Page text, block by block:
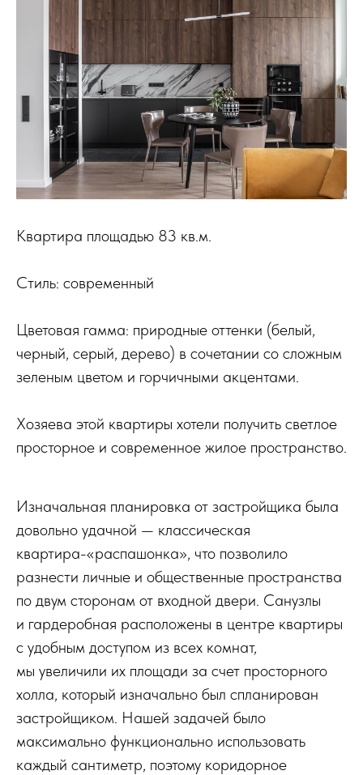
Квартира площадью 83 кв.м.
Стиль: современный
Цветовая гамма: природные оттенки (белый,
черный, серый, дерево) в сочетании со сложным
зеленым цветом и горчичными акцентами.
Хозяева этой квартиры хотели получить светлое
просторное и современное жилое пространство.
Изначальная планировка от застройщика была
довольно удачной — классическая
квартира-«распашонка», что позволило
разнести личные и общественные пространства
по двум сторонам от входной двери. Санузлы
и гардеробная расположены в центре квартиры
с удобным доступом из всех комнат,
мы увеличили их площади за счет просторного
холла, который изначально был спланирован
застройщиком. Нашей задачей было
максимально функционально использовать
каждый сантиметр, поэтому коридорное